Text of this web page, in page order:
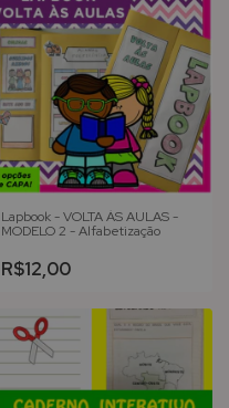
Lapbook - VOLTA ÀS AULAS -
MODELO 2 - Alfabetização
R$12,00